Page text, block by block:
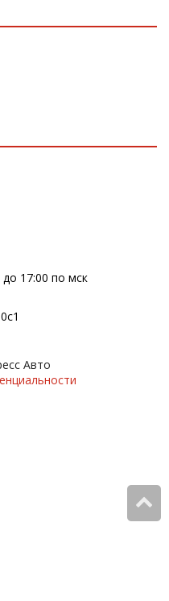
17:00 по мск
Авто